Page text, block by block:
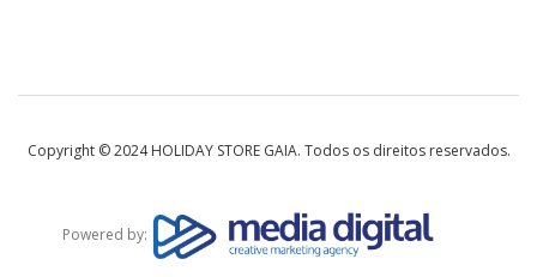
Copyright © 2024 HOLIDAY STORE GAIA. Todos os direitos reservados.
Powered by: